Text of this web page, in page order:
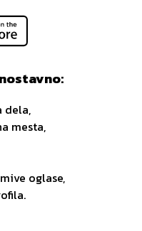
dela,
mesta,
oglase,